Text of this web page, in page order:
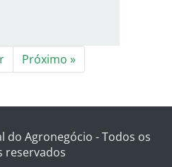
Próximo »
do Agronegócio - Todos os
reservados